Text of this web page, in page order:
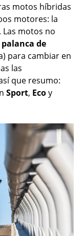
motos híbridas
motores: la
motos no
de
para cambiar en
las
que resumo:
Sport, Ecoy